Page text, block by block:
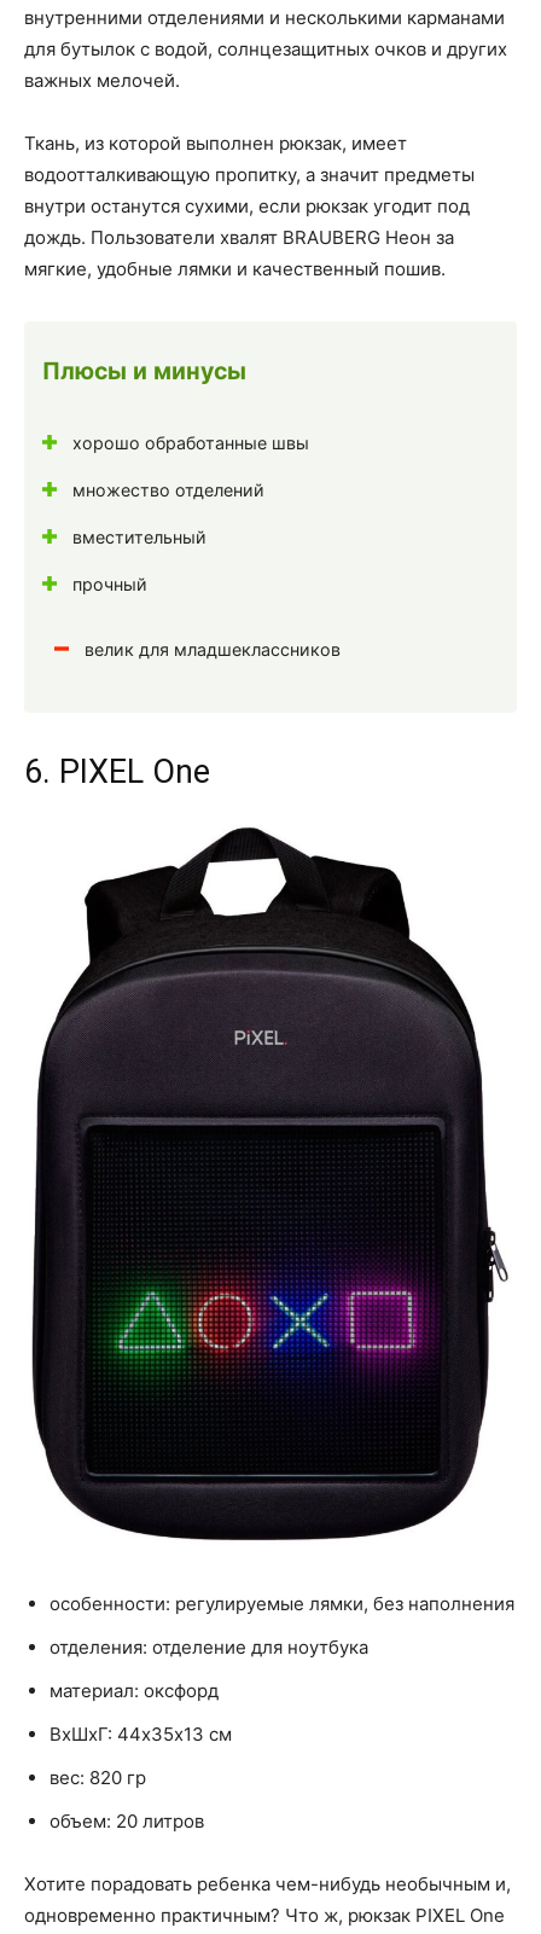
внутренними отделениями и несколькими карманами
для бутылок с водой, солнцезащитных очков и других
важных мелочей.
Ткань, из которой выполнен рюкзак, имеет
водоотталкивающую пропитку, а значит предметы
внутри останутся сухими, если рюкзак угодит под
дождь. Пользователи хвалят BRAUBERG Неон за
мягкие, удобные лямки и качественный пошив.
Плюсы и минусы
хорошо обработанные швы
множество отделений
вместительный
прочный
велик для младшеклассников
6. PIXEL One
особенности: регулируемые лямки, без наполнения
отделения: отделение для ноутбука
материал: оксфорд
ВхШхГ: 44х35х13 см
вес: 820 гр
объем: 20 литров
Хотите порадовать ребенка чем-нибудь необычным и,
одновременно практичным? Что ж, рюкзак PIXEL One